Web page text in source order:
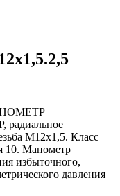
радиальное
M12x1,5. Класс
10. Манометр
избыточного,
давления